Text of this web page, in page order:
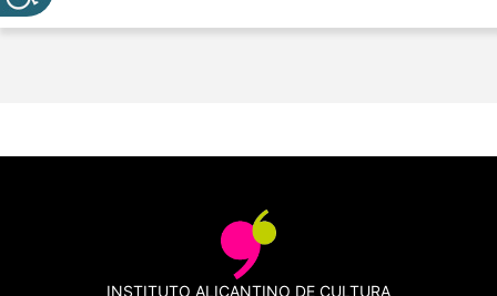
INSTITUTO ALICANTINO DE CULTURA